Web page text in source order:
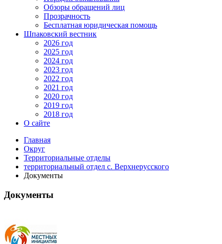
Обзоры обращений лиц
Прозрачность
Бесплатная юридическая помощь
Шпаковский вестник
2026 год
2025 год
2024 год
2023 год
2022 год
2021 год
2020 год
2019 год
2018 год
О сайте
Главная
Округ
Территориальные отделы
территориальный отдел с. Верхнерусского
Документы
Документы